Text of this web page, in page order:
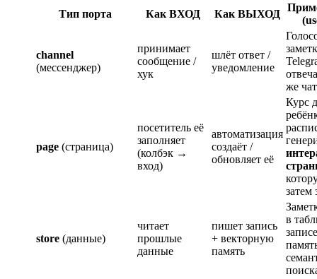
Тип порта
Как ВХОД Как ВЫХОД
channel
(мессенджер)
принимает
сообщение /
хук
шлёт ответ /
уведомление
же чат
page (страница)
посетитель её
заполняет
(колбэк →
вход)
автоматизация
создаёт /
обновляет её
Курс
затем
store (данные)
читает
прошлые
данные
пишет запись
+ векторную
память
в